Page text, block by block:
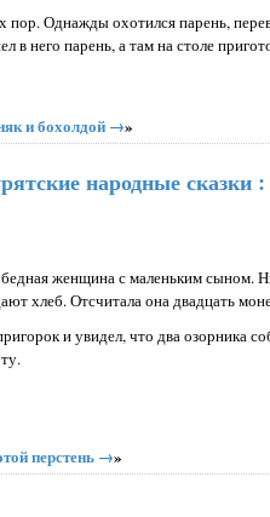
Однажды охотился парень,
в него парень, а там на столе
и бохолдой →»
народные сказки
женщина с маленьким сыном.
хлеб. Отсчитала она двадцать
и увидел, что два озорника
перстень →»